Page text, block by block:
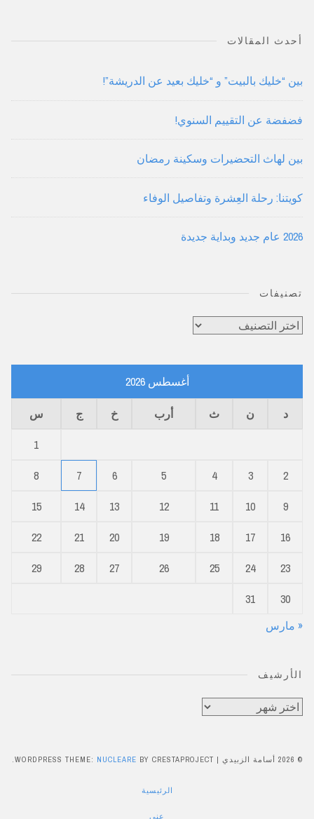
أحدث المقالات
بين “خليك بالبيت” و “خليك بعيد عن الدريشة”!
فضفضة عن التقييم السنوي!
بين لهاث التحضيرات وسكينة رمضان
كويتنا: رحلة العِشرة وتفاصيل الوفاء
2026 عام جديد وبداية جديدة
تصنيفات
تصنيفات
أغسطس 2026
د ن ث أرب خ ج
س
1
2
3
4
5
6
7
8
9
10
11
12
13
14
15
16
17
18
19
20
21
22
23
24
25
26
27
28
29
30
31
« مارس
الأرشيف
الأرشيف
© 2026 أسامة الزبيدي |
WORDPRESS THEME: NUCLEARE BY CRESTAPROJECT.
الرئيسية
عني